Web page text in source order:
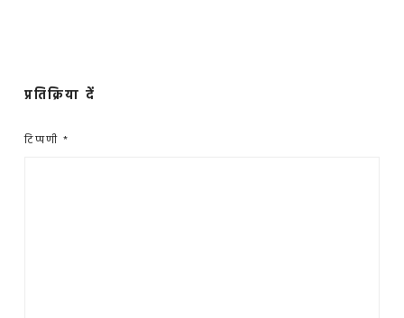
प्रतिक्रिया दें
टिप्पणी *